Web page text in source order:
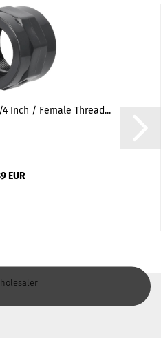
Inch / Female Thread...
EUR